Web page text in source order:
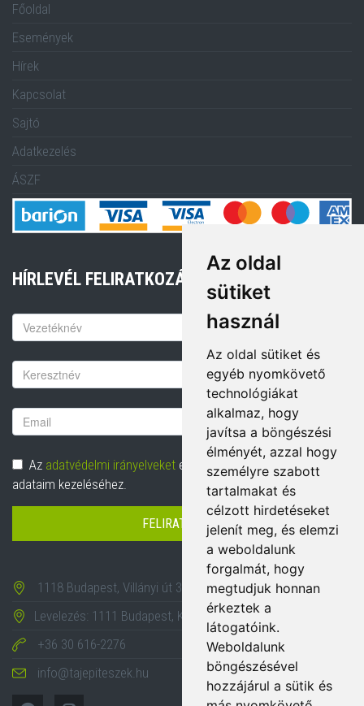
Az oldal
sütiket
használ
Az oldal sütiket és
egyéb nyomkövető
technológiákat
alkalmaz, hogy
javítsa a böngészési
élményét, azzal hogy
személyre szabott
tartalmakat és
célzott hirdetéseket
jelenít meg, és elemzi
a weboldalunk
forgalmát, hogy
megtudjuk honnan
érkeztek a
látogatóink.
Weboldalunk
böngészésével
hozzájárul a sütik és
Főoldal
Események
Hírek
Kapcsolat
Sajtó
Adatkezelés
ÁSZF
HÍRLEVÉL FELIRATKOZÁS
Keresztnév
Vezetéknév
Email
cím
Adatvédelem
Az adatvédelmi irányelveket elolvastam és hozzájárulok
adataim kezeléséhez.
FELIRATKOZÁS
1118 Budapest, Villányi út 35-43.
Levelezés: 1111 Budapest, Karinthy Frigyes út 24.
+36 30 616-2276
info@tajepiteszek.hu